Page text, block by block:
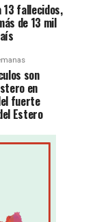
fallecidos,
de 13 mil
son
en
fuerte
Estero